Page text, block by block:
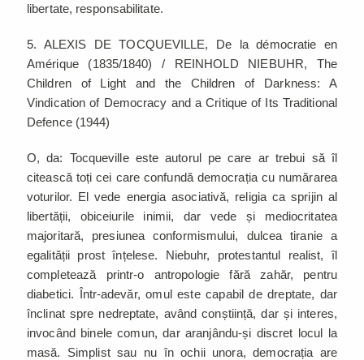
libertate, responsabilitate.
5. ALEXIS DE TOCQUEVILLE, De la démocratie en
Amérique (1835/1840) / REINHOLD NIEBUHR, The
Children of Light and the Children of Darkness: A
Vindication of Democracy and a Critique of Its Traditional
Defence (1944)
O, da: Tocqueville este autorul pe care ar trebui să îl
citească toți cei care confundă democrația cu numărarea
voturilor. El vede energia asociativă, religia ca sprijin al
libertății, obiceiurile inimii, dar vede și mediocritatea
majoritară, presiunea conformismului, dulcea tiranie a
egalității prost înțelese. Niebuhr, protestantul realist, îl
completează printr-o antropologie fără zahăr, pentru
diabetici. Într-adevăr, omul este capabil de dreptate, dar
înclinat spre nedreptate, având conștiință, dar și interes,
invocând binele comun, dar aranjându-și discret locul la
masă. Simplist sau nu în ochii unora, democrația are